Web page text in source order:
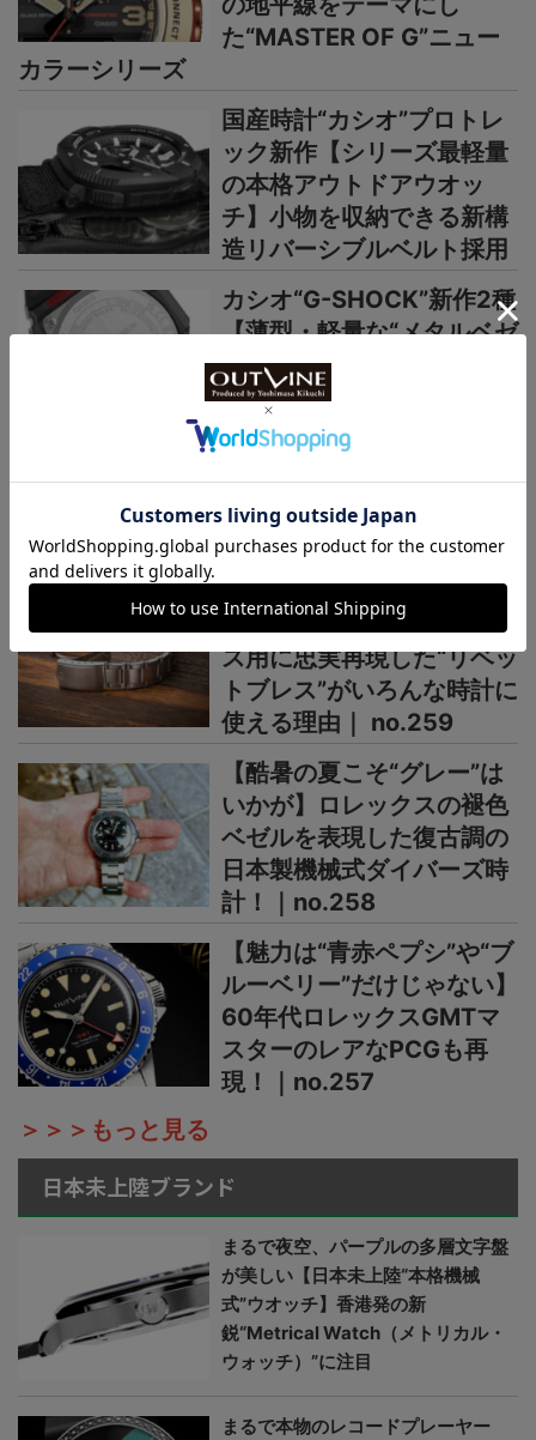
た“MASTER OF G”ニュー
カラーシリーズ
国産時計“カシオ”プロトレ
ック新作【シリーズ最軽量
の本格アウトドアウオッ
チ】小物を収納できる新構
造リバーシブルベルト採用
カシオ“G-SHOCK”新作2種
【薄型・軽量な“メタルベゼ
ル×カーボン”仕様】“G-
STEEL”シリーズからウレタ
ンベルト仕様の新機軸
＞＞＞もっと見る
OUTLINEニュース
ょ】ヴィンテージ ロレック
ス用に忠実再現した“リベッ
トブレス”がいろんな時計に
使える理由｜ no.259
【酷暑の夏こそ“グレー”は
いかが】ロレックスの褪色
ベゼルを表現した復古調の
日本製機械式ダイバーズ時
計！｜no.258
【魅力は“青赤ペプシ”や“ブ
ルーベリー”だけじゃない】
60年代ロレックスGMTマ
スターのレアなPCGも再
現！｜no.257
＞＞＞もっと見る
日本未上陸ブランド
まるで夜空、パープルの多層文字盤
が美しい【日本未上陸“本格機械
式”ウオッチ】香港発の新
鋭“Metrical Watch（メトリカル・
ウォッチ）”に注目
まるで本物のレコードプレーヤー